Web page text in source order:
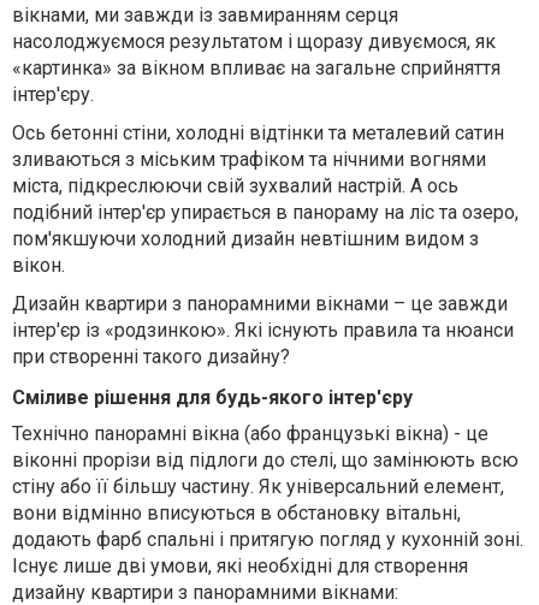
вікнами, ми завжди із завмиранням серця
насолоджуємося результатом і щоразу дивуємося, як
«картинка» за вікном впливає на загальне сприйняття
інтер'єру.
Ось бетонні стіни, холодні відтінки та металевий сатин
зливаються з міським трафіком та нічними вогнями
міста, підкреслюючи свій зухвалий настрій. А ось
подібний інтер'єр упирається в панораму на ліс та озеро,
пом'якшуючи холодний дизайн невтішним видом з
вікон.
Дизайн квартири з панорамними вікнами – це завжди
інтер'єр із «родзинкою». Які існують правила та нюанси
при створенні такого дизайну?
Сміливе рішення для будь-якого інтер'єру
Технічно панорамні вікна (або французькі вікна) - це
віконні прорізи від підлоги до стелі, що замінюють всю
стіну або її більшу частину. Як універсальний елемент,
вони відмінно вписуються в обстановку вітальні,
додають фарб спальні і притягую погляд у кухонній зоні.
Існує лише дві умови, які необхідні для створення
дизайну квартири з панорамними вікнами: